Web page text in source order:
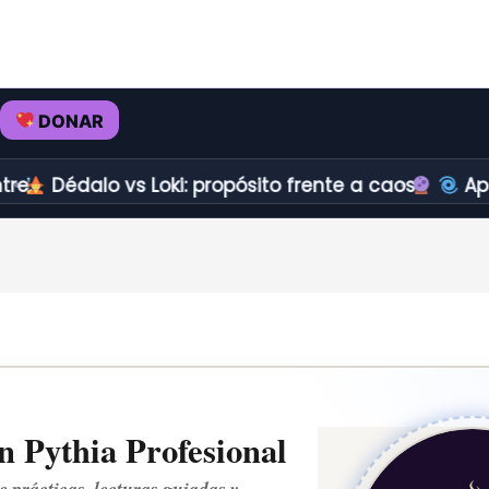
DONAR
vs Loki: propósito frente a caos.
Pythia Profesional